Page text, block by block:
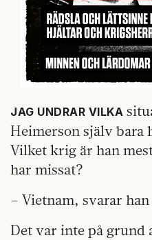
JAG UNDRAR VILKA
Heimerson själv bara
Vilket krig är han
har missat?
– Vietnam, svarar
Det var inte på grund